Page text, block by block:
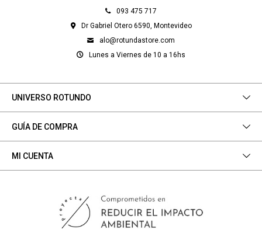
093 475 717
Dr Gabriel Otero 6590, Montevideo
alo@rotundastore.com
Lunes a Viernes de 10 a 16hs
UNIVERSO ROTUNDO
GUÍA DE COMPRA
MI CUENTA